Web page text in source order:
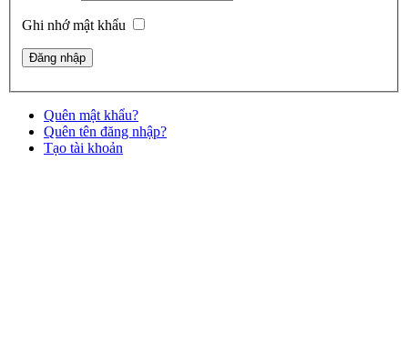
Ghi nhớ mật khẩu
Quên mật khẩu?
Quên tên đăng nhập?
Tạo tài khoản